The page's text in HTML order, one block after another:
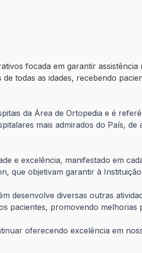
focada em garantir
todas as idades, recebendo
da Área de Ortopedia e é
mais admirados do País,
e excelência, manifestado em
que objetivam garantir à
desenvolve diversas outras
pacientes, promovendo
oferecendo excelência em